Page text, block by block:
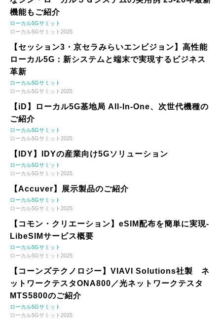
機能もご紹介
ローカル5Gサミット
ローカル5Gサミット2025
【セッション3・京セラみらいエンビジョン】高性能
ローカル5G：新システムと端末で実現するビジネス
革新
ローカル5Gサミット
ローカル5Gサミット2025
【iD】ローカル5G基地局 All-In-One、次世代機種の
ご紹介
ローカル5Gサミット
ローカル5Gサミット2025
【IDY】IDYの産業向け5Gソリューション
ローカル5Gサミット
ローカル5Gサミット2025
【Accuver】展示製品のご紹介
ローカル5Gサミット
ローカル5Gサミット2025
【コモン・クリエーション】eSIM配布を簡単に実現-
LibeSIMサービス概要
ローカル5Gサミット
ローカル5Gサミット2025
【コーンズテクノロジー】VIAVI Solutions社製 ネ
ットワークテスタONA800／光ネットワークテスタ
MTS5800のご紹介
ローカル5Gサミット
ローカル5Gサミット2025